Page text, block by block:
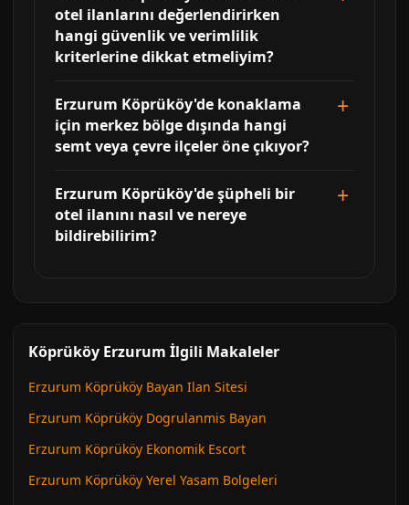
otel ilanlarını değerlendirirken
hangi güvenlik ve verimlilik
kriterlerine dikkat etmeliyim?
Erzurum Köprüköy'de konaklama
için merkez bölge dışında hangi
semt veya çevre ilçeler öne çıkıyor?
Erzurum Köprüköy'de şüpheli bir
otel ilanını nasıl ve nereye
bildirebilirim?
Köprüköy Erzurum İlgili Makaleler
Erzurum Köprüköy Bayan Ilan Sitesi
Erzurum Köprüköy Dogrulanmis Bayan
Erzurum Köprüköy Ekonomik Escort
Erzurum Köprüköy Yerel Yasam Bolgeleri